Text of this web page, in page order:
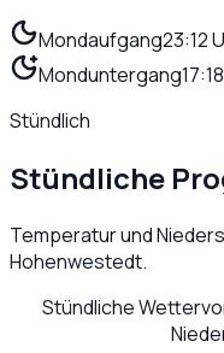
Mondaufgang23:12
Monduntergang
Stündlich
Stündliche
Temperatur und
Hohenwestedt.
Stündliche